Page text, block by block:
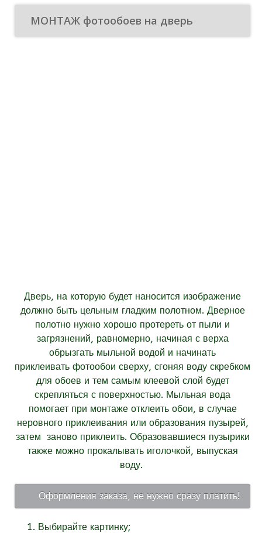
МОНТАЖ фотообоев на дверь
Дверь, на которую будет наносится изображение
должно быть цельным гладким полотном. Дверное
полотно нужно хорошо протереть от пыли и
загрязнений, равномерно, начиная с верха
обрызгать мыльной водой и начинать
приклеивать фотообои сверху, сгоняя воду скребком
для обоев и тем самым клеевой слой будет
скрепляться с поверхностью. Мыльная вода
помогает при монтаже отклеить обои, в случае
неровного приклеивания или образования пузырей,
затем заново приклеить. Образовавшиеся пузырики
также можно прокалывать иголочкой, выпуская
воду.
Оформления заказа, не нужно сразу платить!
Выбирайте картинку;